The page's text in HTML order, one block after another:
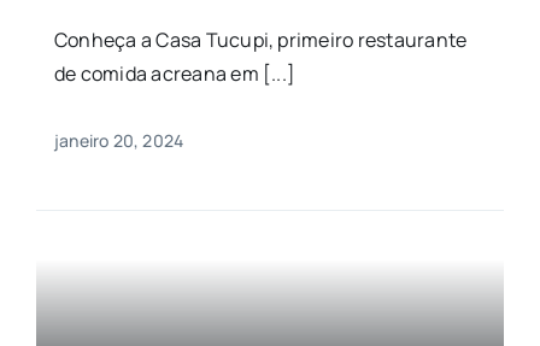
Conheça a Casa Tucupi, primeiro restaurante
de comida acreana em [...]
janeiro 20, 2024